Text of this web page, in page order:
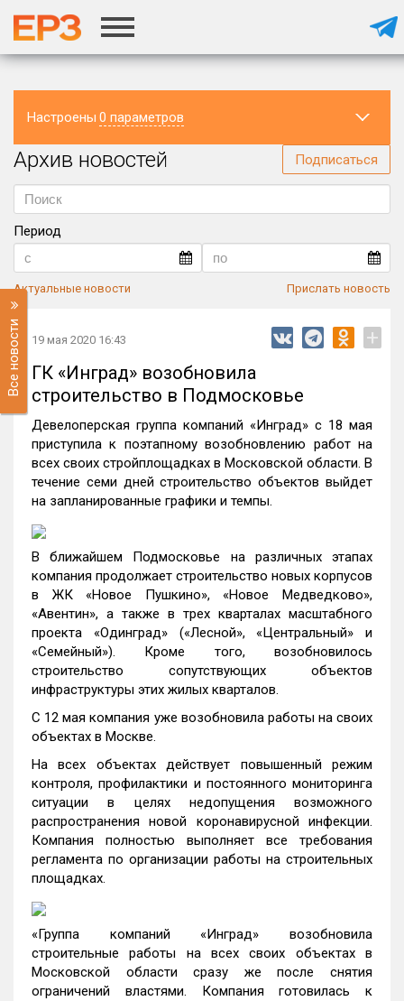
Настроены 0 параметров
Регион
Архив новостей Подписаться
Период
Актуальные новости Прислать новость
Все новости 19 мая 2020 16:43 +
ГК «Инград» возобновила
строительство в Подмосковье
Девелоперская группа компаний «Инград» с 18 мая
приступила к поэтапному возобновлению работ на
всех своих стройплощадках в Московской области. В
течение семи дней строительство объектов выйдет
на запланированные графики и темпы.
В ближайшем Подмосковье на различных этапах
компания продолжает строительство новых корпусов
в ЖК «Новое Пушкино», «Новое Медведково»,
«Авентин», а также в трех кварталах масштабного
проекта «Одинград» («Лесной», «Центральный» и
«Семейный»). Кроме того, возобновилось
строительство сопутствующих объектов
инфраструктуры этих жилых кварталов.
С 12 мая компания уже возобновила работы на своих
объектах в Москве.
На всех объектах действует повышенный режим
контроля, профилактики и постоянного мониторинга
ситуации в целях недопущения возможного
распространения новой коронавирусной инфекции.
Компания полностью выполняет все требования
регламента по организации работы на строительных
площадках.
«Группа компаний «Инград» возобновила
строительные работы на всех своих объектах в
Московской области сразу же после снятия
ограничений властями. Компания готовилась к